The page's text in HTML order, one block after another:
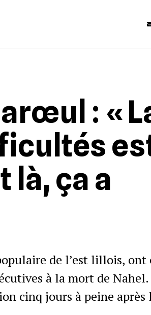
: «
ça a
de l’est lillois, ont
à la mort de
cinq jours à peine après